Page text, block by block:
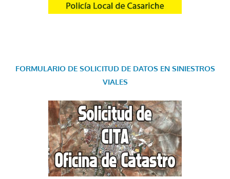
FORMULARIO DE SOLICITUD DE DATOS EN SINIESTROS
VIALES